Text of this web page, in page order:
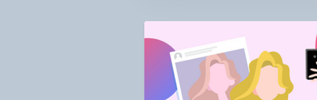
Навигация
по
записям